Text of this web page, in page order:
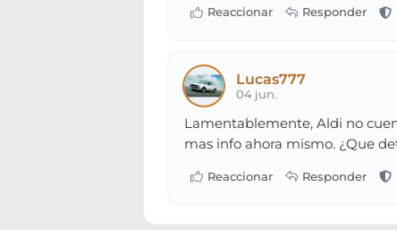
Lucas777
04 jun.
Lamentablemente, Aldi no
mas info ahora mismo. ¿Que